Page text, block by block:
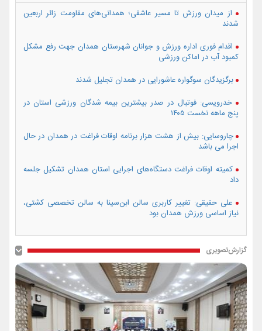
از میدان ورزش تا مسیر عاشقی؛ همدانی‌های مقاومت زائر اربعین
شدند
اقدام فوری اداره ورزش و جوانان شهرستان همدان جهت رفع مشکل
کمبود آب در اماکن ورزشی
برگزیدگان سوگواره عاشورایی در همدان تجلیل شدند
خدرویسی: فوتبال در صدر بیشترین بیمه شدگان ورزشی استان در
پنج ماهه نخست ۱۴۰۵
چاروسایی: بیش از هشت هزار برنامه اوقات فراغت در همدان در حال
اجرا می باشد
کمیته اوقات فراغت دستگاه‌های اجرایی استان همدان تشکیل جلسه
داد
علی حقیقی: تغییر کاربری سالن ابن‌سینا به سالن تخصصی کشتی،
نیاز اساسی ورزش همدان بود
گزارش‌تصویری